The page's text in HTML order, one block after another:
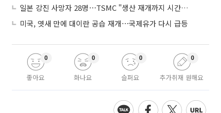
일본 강진 사망자 28명⋯TSMC "생산 재개까지 시간 필요해"
미국, 엿새 만에 대이란 공습 재개⋯국제유가 다시 급등
좋아요
0
화나요
0
슬퍼요
0
추가취재 원해요
0